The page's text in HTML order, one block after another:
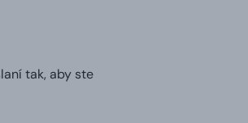
tak, aby ste